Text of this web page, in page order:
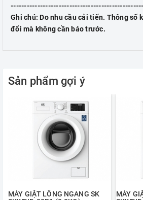
Ghi chú: Do nhu cầu cải tiến. Thông số
đổi mà không cần báo trước.
Sản phẩm gợi ý
MÁY GIẶT LỒNG NGANG SK
MÁY